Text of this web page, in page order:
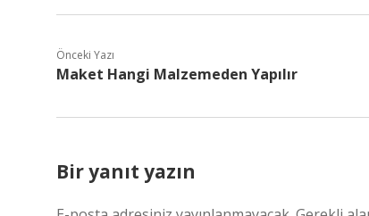
Önceki Yazı
Maket Hangi Malzemeden Yapılır
Bir yanıt yazın